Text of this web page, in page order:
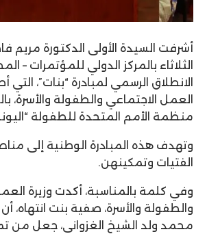
أشرفت السيدة الأولى الدكتورة مريم
الثلاثاء بالمركز الدولي للمؤتمرات –
الانطلاق الرسمي لمبادرة “بنات”، التي
العمل الاجتماعي والطفولة والأسرة،
منظمة الأمم المتحدة للطفولة
وتهدف هذه المبادرة الوطنية إلى
الفتيات وتمكينهن.
وفي كلمة بالمناسبة، أكدت وزيرة
والطفولة والأسرة، صفية بنت انتهاه،
محمد ولد الشيخ الغزواني، جعل من